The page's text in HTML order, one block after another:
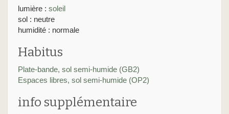
lumière : soleil
sol : neutre
humidité : normale
Habitus
Plate-bande, sol semi-humide (GB2)
Espaces libres, sol semi-humide (OP2)
info supplémentaire